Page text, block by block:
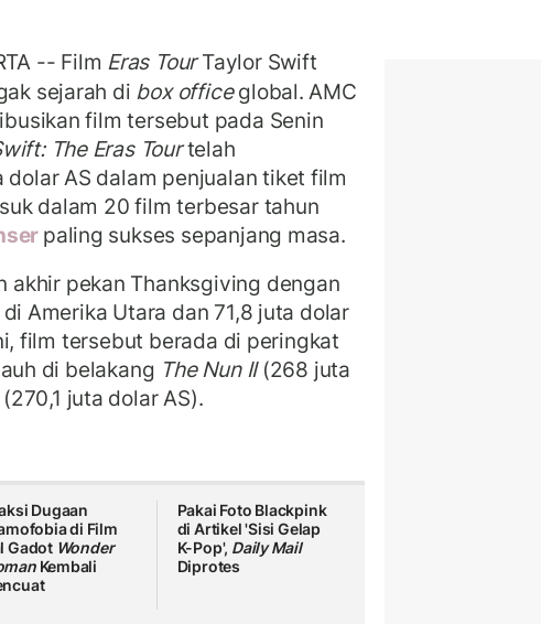
-- Film Eras TourTaylor Swift
sejarah di box officeglobal. AMC
film tersebut pada Senin
The Eras Tourtelah
AS dalam penjualan tiket film
dalam 20 film terbesar tahun
paling sukses sepanjang masa.
akhir pekan Thanksgiving dengan
Amerika Utara dan 71,8 juta dolar
film tersebut berada di peringkat
di belakang The Nun II(268 juta
juta dolar AS).
Dugaan
di Film
Gadot Wonder
Kembali
Pakai Foto Blackpink
di Artikel 'Sisi Gelap
K-Pop', Daily Mail
Diprotes